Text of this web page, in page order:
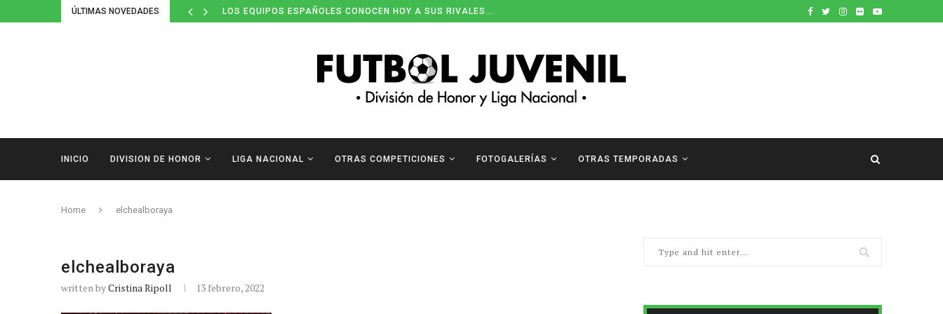
ÚLTIMAS NOVEDADES LOS EQUIPOS ESPAÑOLES CONOCEN HOY A SUS RIVALES...
INICIO DIVISION DE HONOR LIGA NACIONAL OTRAS COMPETICIONES FOTOGALERÍAS OTRAS TEMPORADAS
Home elchealboraya
elchealboraya
written byCristina Ripoll 13 febrero, 2022